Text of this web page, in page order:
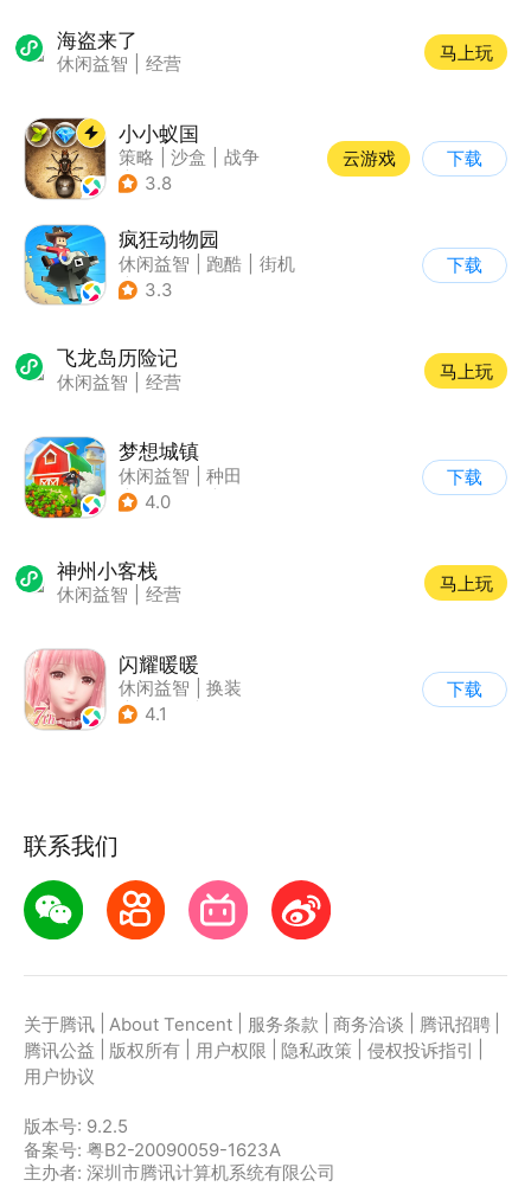
海盗来了
休闲益智 经营
马上玩
小小蚁国
策略 沙盒
战争
| 写实
3.8
云游戏 下载
疯狂动物园
休闲益智 跑酷
街机
| 像素风
3.3
下载
飞龙岛历险记
休闲益智 经营
马上玩
梦想城镇
休闲益智
种田
| 田园生活
4.0
下载
神州小客栈
休闲益智 经营
马上玩
闪耀暖暖
休闲益智
换装
| 美少女
4.1
下载
联系我们
关于腾讯 About Tencent 服务条款 商务洽谈 腾讯招聘
腾讯公益
版权所有 用户权限 隐私政策 侵权投诉指引
用户协议
版本号: 9.2.5
备案号: 粤B2-20090059-1623A
主办者: 深圳市腾讯计算机系统有限公司